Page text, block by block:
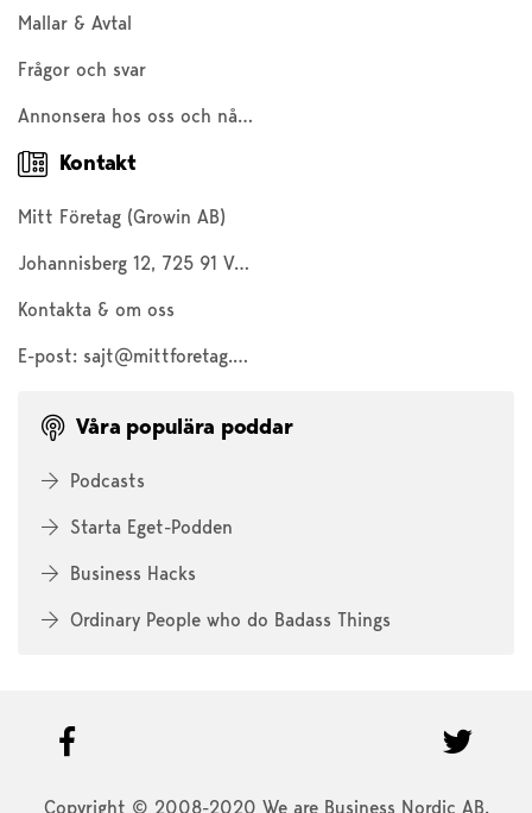
Mallar & Avtal
Frågor och svar
Annonsera hos oss och nå 200 000 företagare och entreprenörer
Kontakt
Mitt Företag (Growin AB)
Johannisberg 12, 725 91 Västerås
Kontakta & om oss
E-post: sajt@mittforetag.com
Våra populära poddar
Podcasts
Starta Eget-Podden
Business Hacks
Ordinary People who do Badass Things
Copyright © 2008-2020 We are Business Nordic AB.